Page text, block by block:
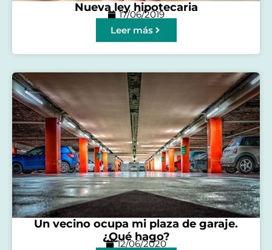
Nueva ley hipotecaria
17/06/2019
Leer más
Un vecino ocupa mi plaza de garaje.
¿Qué hago?
12/06/2020